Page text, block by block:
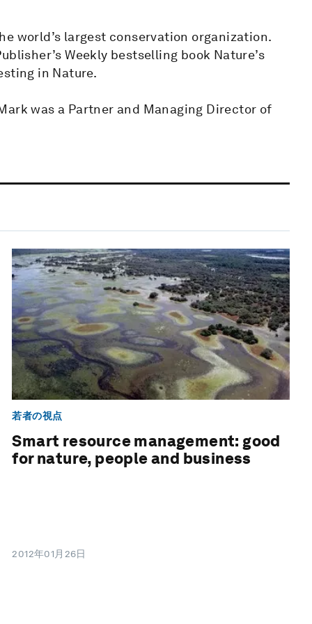
world’s largest conservation organization.
Weekly bestselling book Nature’s
in Nature.
was a Partner and Managing Director of
若者の視点
Smart resource management: good
for nature, people and business
2012年01月26日